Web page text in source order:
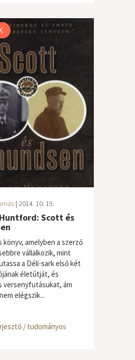
| 2014. 10. 19.
Scott és
könyv, amelyben a szerző
vállalkozik, mint
a Déli-sark első két
életútját, és
versenyfutásukat, ám
elégszik...
/ tudományos